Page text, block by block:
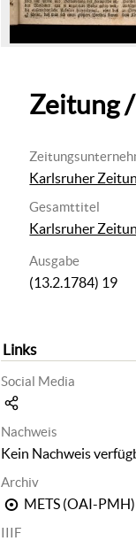
Zeitung
Karlsruher
Gesamttitel
Karlsruher
Ausgabe
(13.2.1784) 19
Links
Social Media
Nachweis
Kein Nachweis
Archiv
METS (OAI-PMH)
IIIF